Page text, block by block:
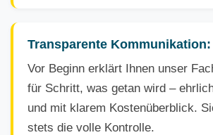
Transparente Kommunikation:
Vor Beginn erklärt Ihnen unser
für Schritt, was getan wird –
und mit klarem Kostenüberblick.
stets die volle Kontrolle.